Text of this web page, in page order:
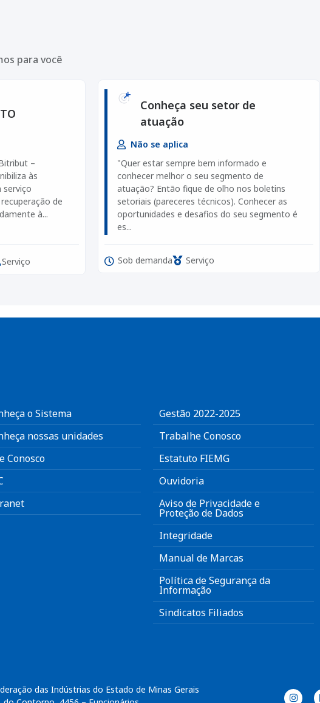
para você
–
às
serviço
de
à...
,Serviço
Conheça seu setor de
atuação
Não se aplica
"Quer estar sempre bem informado e
conhecer melhor o seu segmento de
atuação? Então fique de olho nos boletins
setoriais (pareceres técnicos). Conhecer as
oportunidades e desafios do seu segmento é
es...
Sob demanda Serviço
o Sistema
nossas unidades
Conosco
Gestão 2022-2025
Trabalhe Conosco
Estatuto FIEMG
Ouvidoria
Aviso de Privacidade e
Proteção de Dados
Integridade
Manual de Marcas
Política de Segurança da
Informação
Sindicatos Filiados
das Indústrias do Estado de Minas Gerais